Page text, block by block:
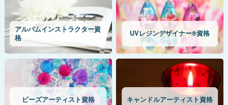
アルバムインストラクター資
格
UVレジンデザイナー®資格
ビーズアーティスト資格 キャンドルアーティスト資格